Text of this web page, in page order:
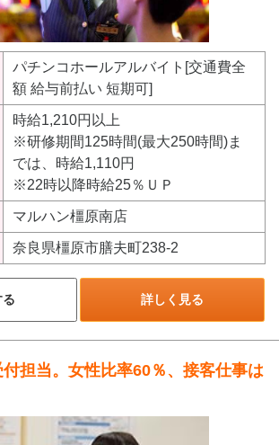
パチンコホールアルバイト[交通費全
額 給与前払い 短期可]
時給1,210円以上
※研修期間125時間(最大250時間)ま
では、時給1,110円
※22時以降時給25％ＵＰ
マルハン橿原南店
奈良県橿原市膳夫町238-2
詳しく見る
担当。女性比率60％、接客仕事は